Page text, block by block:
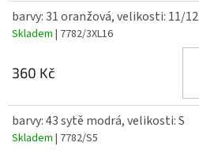
barvy: 31 oranžová, velikosti: 11/12
Skladem | 7782/3XL16
360 Kč
barvy: 43 sytě modrá, velikosti: S
Skladem | 7782/S5